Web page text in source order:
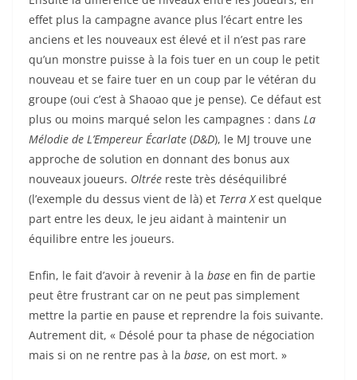
effet plus la campagne avance plus l’écart entre les
anciens et les nouveaux est élevé et il n’est pas rare
qu’un monstre puisse à la fois tuer en un coup le petit
nouveau et se faire tuer en un coup par le vétéran du
groupe (oui c’est à Shaoao que je pense). Ce défaut est
plus ou moins marqué selon les campagnes : dans La
Mélodie de L’Empereur Écarlate (D&D), le MJ trouve une
approche de solution en donnant des bonus aux
nouveaux joueurs. Oltrée reste très déséquilibré
(l’exemple du dessus vient de là) et Terra Xest quelque
part entre les deux, le jeu aidant à maintenir un
équilibre entre les joueurs.
Enfin, le fait d’avoir à revenir à la base en fin de partie
peut être frustrant car on ne peut pas simplement
mettre la partie en pause et reprendre la fois suivante.
Autrement dit, « Désolé pour ta phase de négociation
mais si on ne rentre pas à la base, on est mort. »